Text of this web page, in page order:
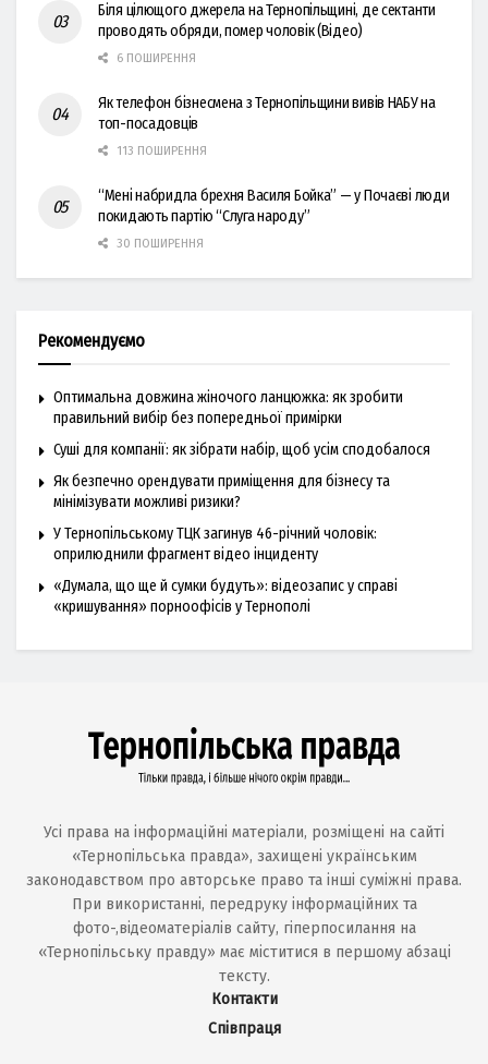
Біля цілющого джерела на Тернопільщині, де сектанти
проводять обряди, помер чоловік (Відео)
6 ПОШИРЕННЯ
Як телефон бізнесмена з Тернопільщини вивів НАБУ на
топ-посадовців
113 ПОШИРЕННЯ
“Мені набридла брехня Василя Бойка” — у Почаєві люди
покидають партію “Слуга народу”
30 ПОШИРЕННЯ
Рекомендуємо
Оптимальна довжина жіночого ланцюжка: як зробити
правильний вибір без попередньої примірки
Суші для компанії: як зібрати набір, щоб усім сподобалося
Як безпечно орендувати приміщення для бізнесу та
мінімізувати можливі ризики?
У Тернопільському ТЦК загинув 46-річний чоловік:
оприлюднили фрагмент відео інциденту
«Думала, що ще й сумки будуть»: відеозапис у справі
«кришування» порноофісів у Тернополі
Усі права на інформаційні матеріали, розміщені на сайті
«Тернопільська правда», захищені українським
законодавством про авторське право та інші суміжні права.
При використанні, передруку інформаційних та
фото-,відеоматеріалів сайту, гіперпосилання на
«Тернопільську правду» має міститися в першому абзаці
тексту.
Контакти
Співпраця